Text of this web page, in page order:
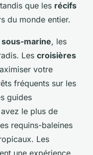
que les récifs
du monde entier.
marine, les
Les croisières
votre
fréquents sur les
guides
le plus de
requins-baleines
Les
une expérience